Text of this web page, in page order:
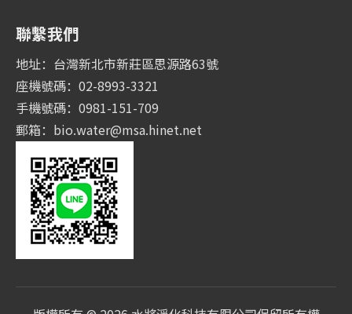
聯繫我們
地址：台灣新北市新莊區思源路63號
座機號碼：02-8993-3321
手機號碼：0981-151-709
郵箱： bio.water@msa.hinet.net